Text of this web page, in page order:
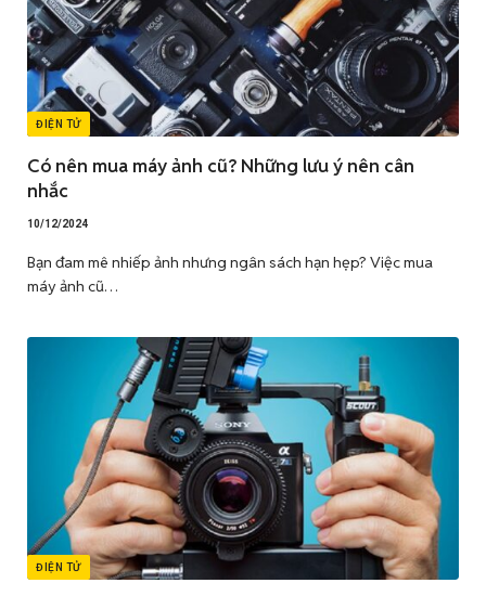
ĐIỆN TỬ
Có nên mua máy ảnh cũ? Những lưu ý nên cân
nhắc
10/12/2024
Bạn đam mê nhiếp ảnh nhưng ngân sách hạn hẹp? Việc mua
máy ảnh cũ…
ĐIỆN TỬ